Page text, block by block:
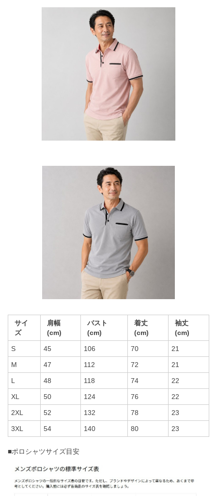
サイ
ズ
肩幅
(cm)
バスト
(cm)
着丈
(cm)
袖丈
(cm)
S 45 106 70 21
M 47 112 72 21
L 48 118 74 22
XL 50 124 76 22
2XL 52 132 78 23
3XL 54 140 80 23